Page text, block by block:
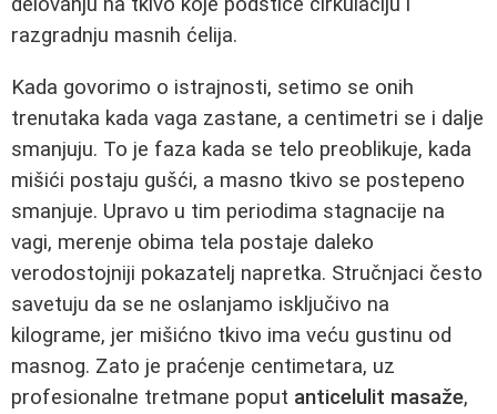
razgradnju masnih ćelija.
Kada govorimo o istrajnosti, setimo se onih
trenutaka kada vaga zastane, a centimetri se i dalje
smanjuju. To je faza kada se telo preoblikuje, kada
mišići postaju gušći, a masno tkivo se postepeno
smanjuje. Upravo u tim periodima stagnacije na
vagi, merenje obima tela postaje daleko
verodostojniji pokazatelj napretka. Stručnjaci često
savetuju da se ne oslanjamo isključivo na
kilograme, jer mišićno tkivo ima veću gustinu od
masnog. Zato je praćenje centimetara, uz
profesionalne tretmane poput anticelulit masaže,